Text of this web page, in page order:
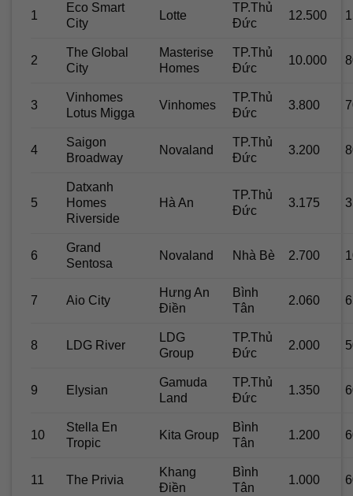
1
Eco Smart
City
Lotte
TP.Thủ
Đức
12.500
2
The Global
City
Masterise
Homes
TP.Thủ
Đức
10.000
3
Vinhomes
Lotus Migga
Vinhomes
TP.Thủ
Đức
3.800
4
Saigon
Broadway
Novaland
TP.Thủ
Đức
3.200
5
Datxanh
Homes
Riverside
Hà An
TP.Thủ
Đức
3.175
6
Grand
Sentosa
Novaland Nhà Bè 2.700
7 Aio City
Hưng An
Điền
Bình
Tân
2.060
8 LDG River
LDG
Group
TP.Thủ
Đức
2.000
9 Elysian
Gamuda
Land
TP.Thủ
Đức
1.350
10
Stella En
Tropic
Kita Group
Bình
Tân
1.200
11 The Privia
Khang
Điền
Bình
Tân
1.000